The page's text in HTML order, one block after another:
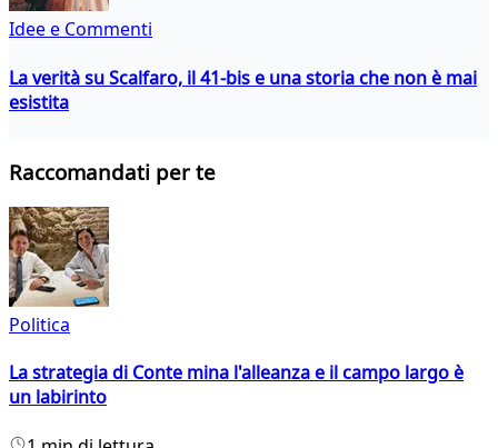
Idee e Commenti
La verità su Scalfaro, il 41-bis e una storia che non è mai
esistita
Raccomandati per te
Politica
La strategia di Conte mina l'alleanza e il campo largo è
un labirinto